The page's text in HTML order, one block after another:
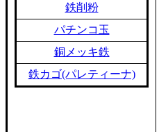
鉄削粉
パチンコ玉
銅メッキ鉄
鉄カゴ(パレティーナ)